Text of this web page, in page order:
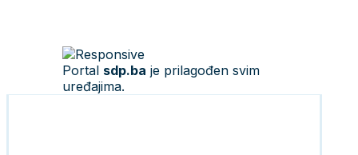
Portal sdp.ba je prilagođen svim
uređajima.